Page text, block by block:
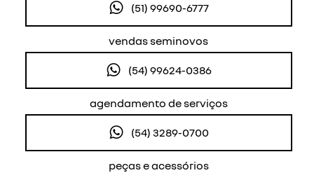
(51) 99690-6777
vendas seminovos
(54) 99624-0386
agendamento de serviços
(54) 3289-0700
peças e acessórios